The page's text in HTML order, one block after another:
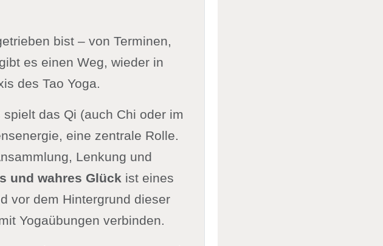
bist – von Terminen,
es einen Weg, wieder in
des Tao Yoga.
das Qi (auch Chi oder im
eine zentrale Rolle.
Lenkung und
und wahres Glück ist eines
vor dem Hintergrund dieser
Yogaübungen verbinden.